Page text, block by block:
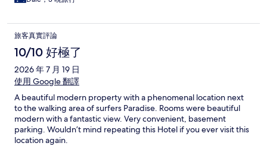
旅客真實評論
10/10 好極了
2026 年 7 月 19 日
使用 Google 翻譯
A beautiful modern property with a phenomenal location next
to the walking area of surfers Paradise. Rooms were beautiful
modern with a fantastic view. Very convenient, basement
parking. Wouldn’t mind repeating this Hotel if you ever visit this
location again.